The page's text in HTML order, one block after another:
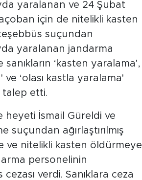
yaralanan ve 24 Şubat
için de nitelikli kasten
suçundan
yaralanan jandarma
‘kasten yaralama',
ve ‘olası kastla yaralama'
talep etti.
heyeti İsmail Güreldi ve
ağırlaştırılmış
ve nitelikli kasten öldürmeye
personelinin
verdi. Sanıklara ceza